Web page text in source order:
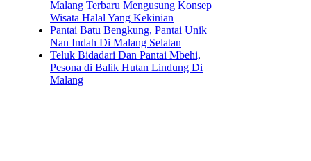
Malang Terbaru Mengusung Konsep
Wisata Halal Yang Kekinian
Pantai Batu Bengkung, Pantai Unik
Nan Indah Di Malang Selatan
Teluk Bidadari Dan Pantai Mbehi,
Pesona di Balik Hutan Lindung Di
Malang